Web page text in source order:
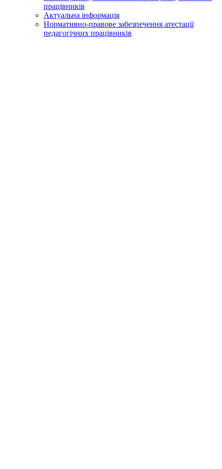
працівників
Актуальна інформація
Нормативно-правове забезпечення атестації
педагогічних працівників